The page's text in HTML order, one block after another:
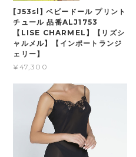
[J53sl] ベビードール プリント
チュール 品番ALJ1753
【LISE CHARMEL】【リズシ
ャルメル】【インポートランジ
ェリー】
¥47,300